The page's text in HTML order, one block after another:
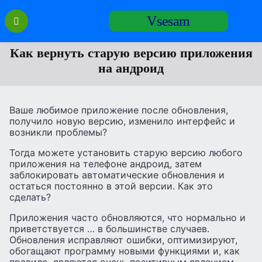
Перейти
содержанию
Vsesam
Как вернуть старую версию приложения
на андроид
Ваше любимое приложение после обновления,
получило новую версию, изменило интерфейс и
возникли проблемы?
Тогда можете установить старую версию любого
приложения на телефоне андроид, затем
заблокировать автоматические обновления и
остаться постоянно в этой версии. Как это
сделать?
Приложения часто обновляются, что нормально и
приветствуется … в большинстве случаев.
Обновления исправляют ошибки, оптимизируют,
обогащают программу новыми функциями и, как